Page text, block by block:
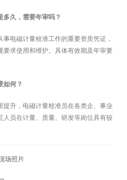
多久，需要年审吗？
电磁计量校准工作的重要资质凭证，
要求使用和维护。具体有效期及年审要
如何？
升，电磁计量校准员在各类企、事业
人员在计量、质量、研发等岗位具有较